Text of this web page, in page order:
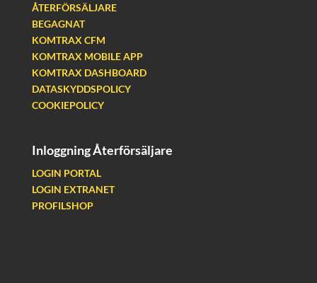
ÅTERFÖRSÄLJARE
BEGAGNAT
KOMTRAX CFM
KOMTRAX MOBILE APP
KOMTRAX DASHBOARD
DATASKYDDSPOLICY
COOKIEPOLICY
Inloggning Återförsäljare
LOGIN PORTAL
LOGIN EXTRANET
PROFILSHOP